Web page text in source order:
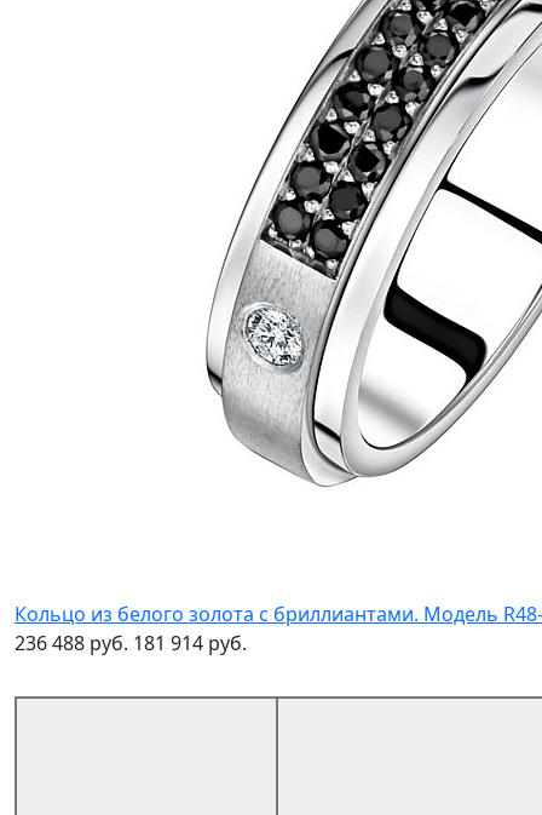
Кольцо из белого золота с бриллиантами. Модель
236 488 руб. 181 914 руб.